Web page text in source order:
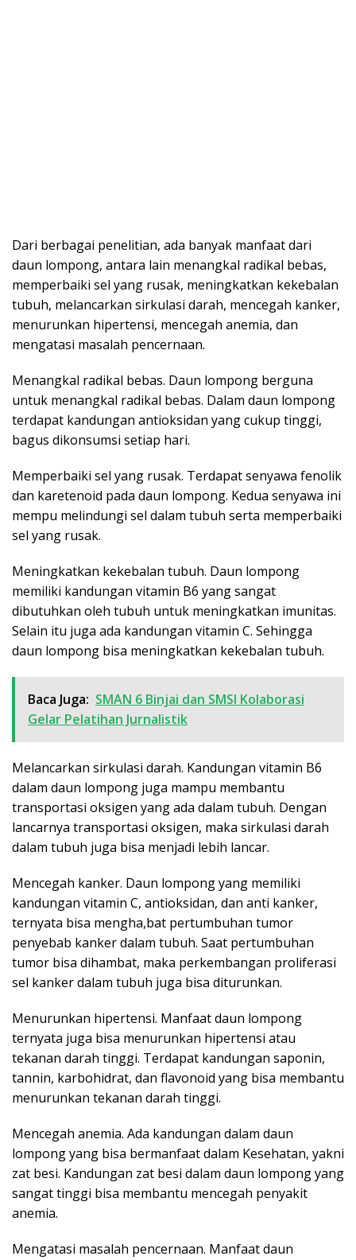
Dari berbagai penelitian, ada banyak manfaat dari
daun lompong, antara lain menangkal radikal bebas,
memperbaiki sel yang rusak, meningkatkan kekebalan
tubuh, melancarkan sirkulasi darah, mencegah kanker,
menurunkan hipertensi, mencegah anemia, dan
mengatasi masalah pencernaan.
Menangkal radikal bebas. Daun lompong berguna
untuk menangkal radikal bebas. Dalam daun lompong
terdapat kandungan antioksidan yang cukup tinggi,
bagus dikonsumsi setiap hari.
Memperbaiki sel yang rusak. Terdapat senyawa fenolik
dan karetenoid pada daun lompong. Kedua senyawa ini
mempu melindungi sel dalam tubuh serta memperbaiki
sel yang rusak.
Meningkatkan kekebalan tubuh. Daun lompong
memiliki kandungan vitamin B6 yang sangat
dibutuhkan oleh tubuh untuk meningkatkan imunitas.
Selain itu juga ada kandungan vitamin C. Sehingga
daun lompong bisa meningkatkan kekebalan tubuh.
Baca Juga: SMAN 6 Binjai dan SMSI Kolaborasi
Gelar Pelatihan Jurnalistik
Melancarkan sirkulasi darah. Kandungan vitamin B6
dalam daun lompong juga mampu membantu
transportasi oksigen yang ada dalam tubuh. Dengan
lancarnya transportasi oksigen, maka sirkulasi darah
dalam tubuh juga bisa menjadi lebih lancar.
Mencegah kanker. Daun lompong yang memiliki
kandungan vitamin C, antioksidan, dan anti kanker,
ternyata bisa mengha,bat pertumbuhan tumor
penyebab kanker dalam tubuh. Saat pertumbuhan
tumor bisa dihambat, maka perkembangan proliferasi
sel kanker dalam tubuh juga bisa diturunkan.
Menurunkan hipertensi. Manfaat daun lompong
ternyata juga bisa menurunkan hipertensi atau
tekanan darah tinggi. Terdapat kandungan saponin,
tannin, karbohidrat, dan flavonoid yang bisa membantu
menurunkan tekanan darah tinggi.
Mencegah anemia. Ada kandungan dalam daun
lompong yang bisa bermanfaat dalam Kesehatan, yakni
zat besi. Kandungan zat besi dalam daun lompong yang
sangat tinggi bisa membantu mencegah penyakit
anemia.
Mengatasi masalah pencernaan. Manfaat daun